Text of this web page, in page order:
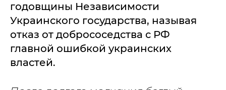
годовщины Независимости
Украинского государства, называя
отказ от добрососедства с РФ
главной ошибкой украинских
властей.